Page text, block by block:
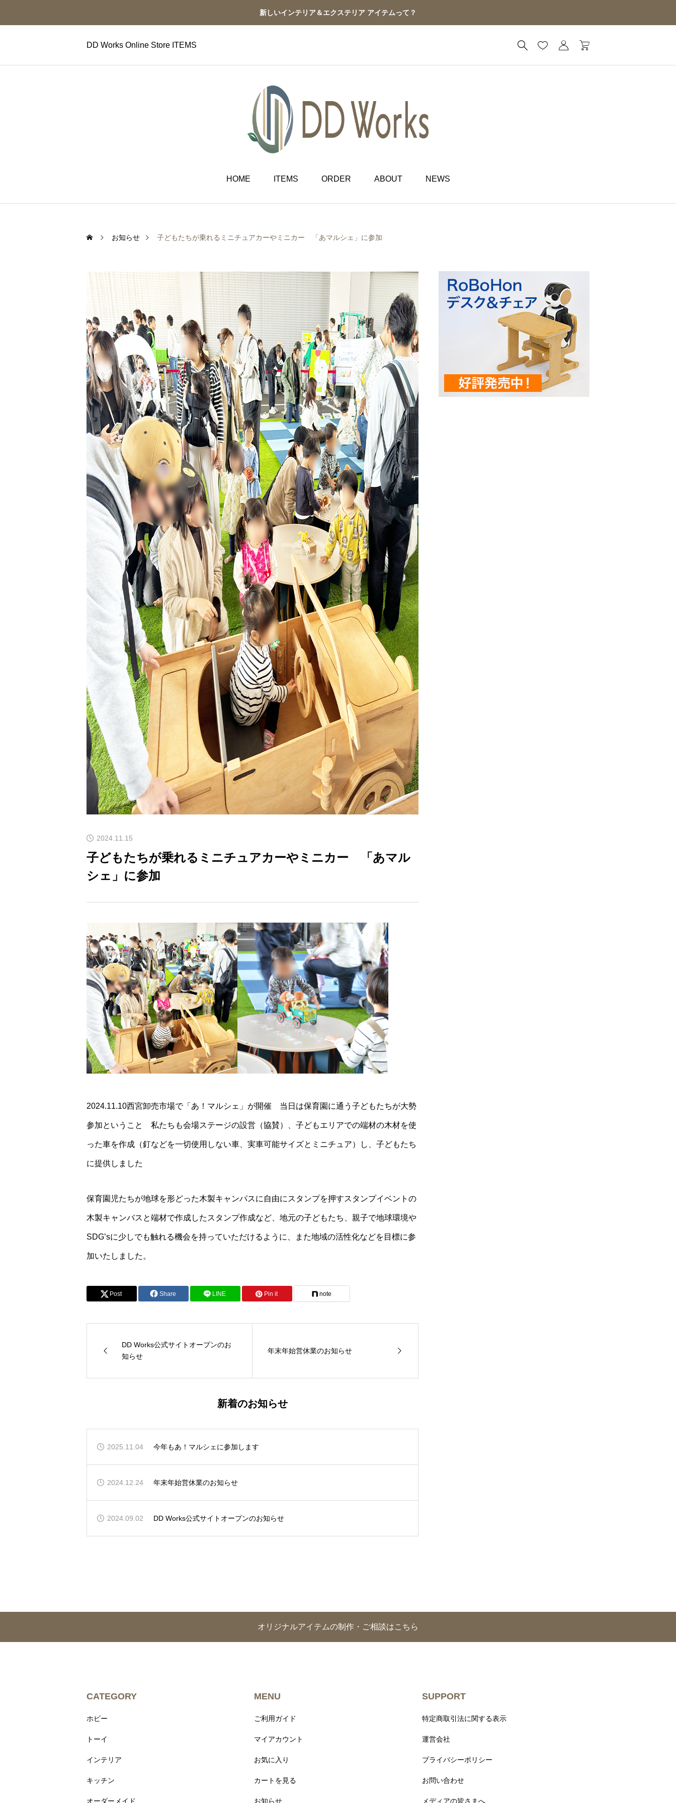
新しいインテリア＆エクステリア アイテムって？
DD Works Online Store ITEMS
HOME ITEMS ORDER ABOUT NEWS
お知らせ 子どもたちが乗れるミニチュアカーやミニカー 「あマルシェ」に参加
2024.11.15
子どもたちが乗れるミニチュアカーやミニカー 「あマル
シェ」に参加
2024.11.10西宮卸売市場で「あ！マルシェ」が開催 当日は保育園に通う子どもたちが大勢
参加ということ 私たちも会場ステージの設営（協賛）、子どもエリアでの端材の木材を使
った車を作成（釘などを一切使用しない車、実車可能サイズとミニチュア）し、子どもたち
に提供しました
保育園児たちが地球を形どった木製キャンパスに自由にスタンプを押すスタンプイベントの
木製キャンバスと端材で作成したスタンプ作成など、地元の子どもたち、親子で地球環境や
SDG’sに少しでも触れる機会を持っていただけるように、また地域の活性化などを目標に参
加いたしました。
Post Share LINE Pin it note
DD Works公式サイトオープンのお
知らせ
年末年始営休業のお知らせ
新着のお知らせ
2025.11.04 今年もあ！マルシェに参加します
2024.12.24 年末年始営休業のお知らせ
2024.09.02 DD Works公式サイトオープンのお知らせ
オリジナルアイテムの制作・ご相談はこちら
CATEGORY
ホビー
トーイ
インテリア
キッチン
オーダーメイド
MENU
ご利用ガイド
マイアカウント
お気に入り
カートを見る
お知らせ
SUPPORT
特定商取引法に関する表示
運営会社
プライバシーポリシー
お問い合わせ
メディアの皆さまへ